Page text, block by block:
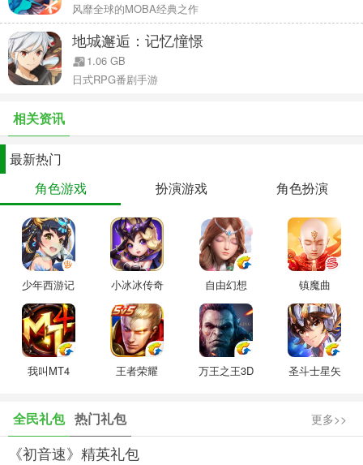
6.【顶级声优，带你声临浪漫奇遇】
国内顶级声优团队729声工厂配音，阿杰一人分饰太上老君，龙烈，
蓝采和等多个性格迥异的角色。迷人声线，轻轻撩动心弦，给你声临
其境般的体验。配上特色游戏主线小剧场，让你随时随地沉浸在敢爱
敢幻想的幻想世界！
【联系我们】
如果您在游戏中遇到任何问题，我们将7*24小时为您服务！
关注我们的官网及微信，还可抢鲜获得更多惊喜！
官方网站：https:/zyhx.qq.com/
官方微信：zyhx_sy
风靡全球的MOBA经典之作
地城邂逅：记忆憧憬
1.06 GB
日式RPG番剧手游
相关资讯
最新热门
角色游戏
扮演游戏 角色扮演
少年西游记 小冰冰传奇 自由幻想 镇魔曲
我叫MT4 王者荣耀 万王之王3D 圣斗士星矢
全民礼包 热门礼包 更多>>
《初音速》精英礼包